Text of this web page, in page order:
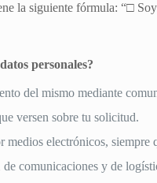
la siguiente fórmula: “□
personales?
del mismo mediante
versen sobre tu solicitud.
electrónicos, siempre
comunicaciones y de